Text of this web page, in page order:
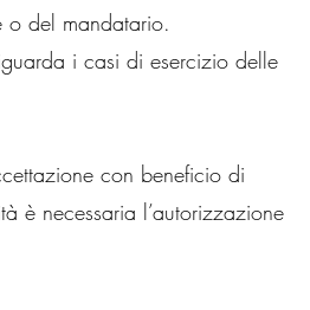
o del mandatario.
i casi di esercizio delle
con beneficio di
è necessaria l’autorizzazione